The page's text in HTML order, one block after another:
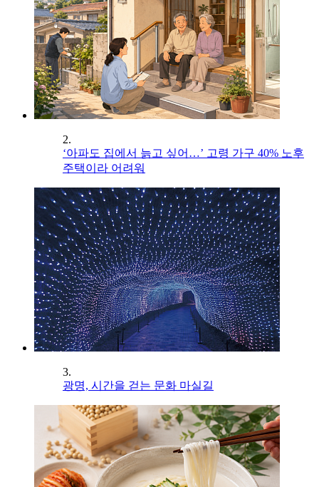
2.
‘아파도 집에서 늙고 싶어…’ 고령 가구 40% 노후
주택이라 어려워
3.
광명, 시간을 걷는 문화 마실길